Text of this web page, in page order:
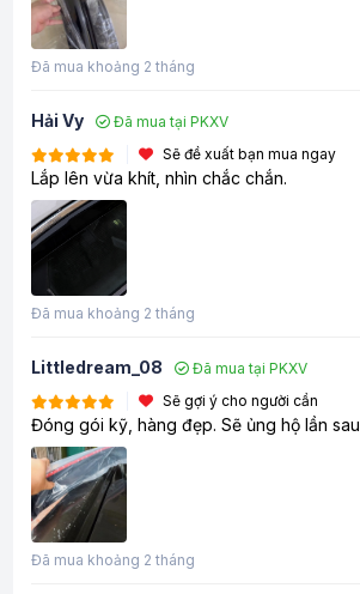
Đã mua khoảng 2 tháng
Hải Vy
Đã mua tại PKXV
Sẽ đề xuất bạn mua ngay
Lắp lên vừa khít, nhìn chắc chắn.
Đã mua khoảng 2 tháng
Littledream_08
Đã mua tại PKXV
Sẽ gợi ý cho người cần
Đóng gói kỹ, hàng đẹp. Sẽ ủng hộ lần sau
Đã mua khoảng 2 tháng